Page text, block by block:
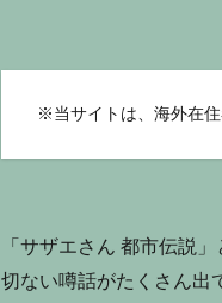
※ 当サイトは、海外在
「サザエさん 都市伝説
切ない噂話がたくさん出